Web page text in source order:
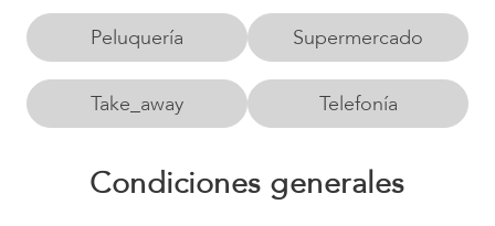
Peluquería Supermercado
Take_away Telefonía
Condiciones generales